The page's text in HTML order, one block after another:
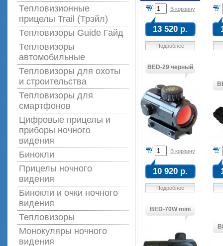
Тепловизионные
прицелы Trail (Трэйл)
Тепловизоры Guide Гайд
Тепловизоры
автомобильные
Тепловизоры для охоты
и строительства
Тепловизоры для
смартфонов
Цифровые прицелы и
приборы ночного
видения
Бинокли
Прицелы ночного
видения
Бинокли и очки ночного
видения
Тепловизоры
Монокуляры ночного
видения
В корзину
13 520 р.
Подробнее
BED-29 черный
В корзину
10 920 р.
Подробнее
BED-70W mini